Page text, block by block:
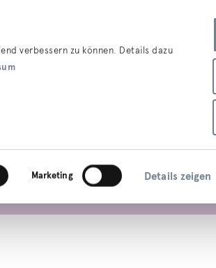
verbessern zu können. Details dazu
Marketing Details zeigen